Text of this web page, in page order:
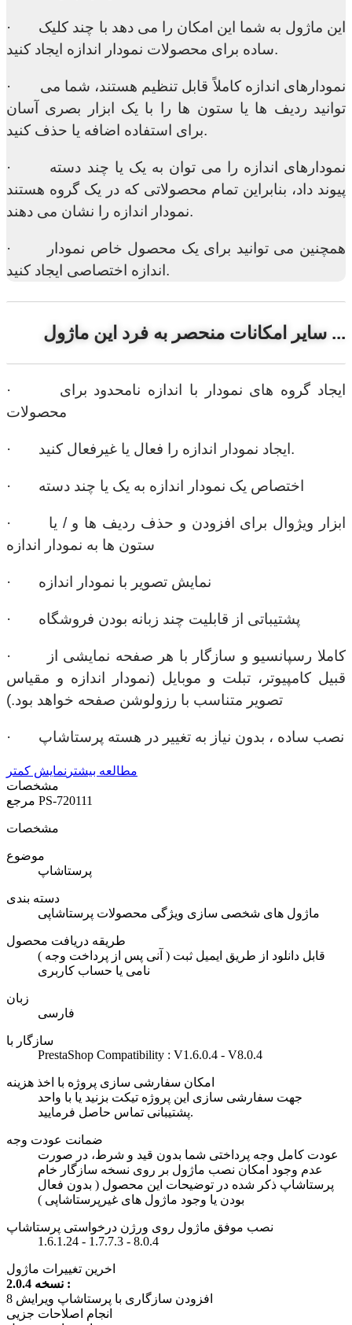
· این ماژول به شما این امکان را می دهد با چند کلیک
ساده برای محصولات نمودار اندازه ایجاد کنید.
· نمودارهای اندازه کاملاً قابل تنظیم هستند، شما می
توانید ردیف ها یا ستون ها را با یک ابزار بصری آسان
برای استفاده اضافه یا حذف کنید.
· نمودارهای اندازه را می توان به یک یا چند دسته
پیوند داد، بنابراین تمام محصولاتی که در یک گروه هستند
نمودار اندازه را نشان می دهند.
· همچنین می توانید برای یک محصول خاص نمودار
اندازه اختصاصی ایجاد کنید.
سایر امکانات منحصر به فرد این ماژول ...
· ایجاد گروه های نمودار با اندازه نامحدود برای
محصولات
· ایجاد نمودار اندازه را فعال یا غیرفعال کنید.
· اختصاص یک نمودار اندازه به یک یا چند دسته
· ابزار ویژوال برای افزودن و حذف ردیف ها و / یا
ستون ها به نمودار اندازه
· نمایش تصویر با نمودار اندازه
· پشتیباتی از قابلیت چند زبانه بودن فروشگاه
· کاملا رسپانسیو و سازگار با هر صفحه نمایشی از
قبیل کامپیوتر، تبلت و موبایل (نمودار اندازه و مقیاس
تصویر متناسب با رزولوشن صفحه خواهد بود.)
· نصب ساده ، بدون نیاز به تغییر در هسته پرستاشاپ
مطالعه بیشتر نمایش کمتر
مشخصات
PS-720111
مشخصات
موضوع
پرستاشاپ
دسته بندی
ماژول های شخصی سازی ویژگی محصولات پرستاشاپی
طریقه دریافت محصول
( آنی پس از پرداخت وجه ) قابل دانلود از طریق ایمیل ثبت
نامی یا حساب کاربری
زبان
فارسی
سازگار با
PrestaShop Compatibility : V1.6.0.4 - V8.0.4
امکان سفارشی سازی پروژه با اخذ هزینه
جهت سفارشی سازی این پروژه تیکت بزنید یا با واحد
پشتیبانی تماس حاصل فرمایید.
ضمانت عودت وجه
عودت کامل وجه پرداختی شما بدون قید و شرط، در صورت
عدم وجود امکان نصب ماژول بر روی نسخه سازگار خام
پرستاشاپ ذکر شده در توضیحات این محصول ( بدون فعال
بودن یا وجود ماژول های غیرپرستاشاپی )
نصب موفق ماژول روی ورژن درخواستی پرستاشاپ
1.6.1.24 - 1.7.7.3 - 8.0.4
اخرین تغییرات ماژول
نسخه 2.0.4 :
افزودن سازگاری با پرستاشاپ ویرایش 8
انجام اصلاحات جزیی